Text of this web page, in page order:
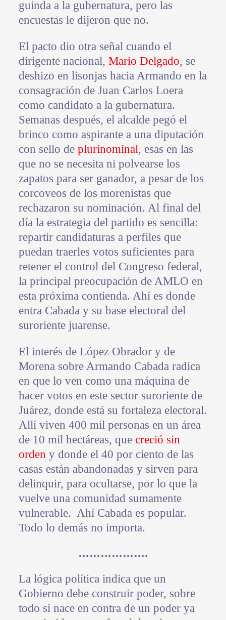
guinda a la gubernatura, pero las
encuestas le dijeron que no.
El pacto dio otra señal cuando el
dirigente nacional, Mario Delgado, se
deshizo en lisonjas hacia Armando en la
consagración de Juan Carlos Loera
como candidato a la gubernatura.
Semanas después, el alcalde pegó el
brinco como aspirante a una diputación
con sello de plurinominal, esas en las
que no se necesita ni polvearse los
zapatos para ser ganador, a pesar de los
corcoveos de los morenistas que
rechazaron su nominación. Al final del
día la estrategia del partido es sencilla:
repartir candidaturas a perfiles que
puedan traerles votos suficientes para
retener el control del Congreso federal,
la principal preocupación de AMLO en
esta próxima contienda. Ahí es donde
entra Cabada y su base electoral del
suroriente juarense.
El interés de López Obrador y de
Morena sobre Armando Cabada radica
en que lo ven como una máquina de
hacer votos en este sector suroriente de
Juárez, donde está su fortaleza electoral.
Allí viven 400 mil personas en un área
de 10 mil hectáreas, que creció sin
orden y donde el 40 por ciento de las
casas están abandonadas y sirven para
delinquir, para ocultarse, por lo que la
vuelve una comunidad sumamente
vulnerable. Ahí Cabada es popular.
Todo lo demás no importa.
……………….
La lógica política indica que un
Gobierno debe construir poder, sobre
todo si nace en contra de un poder ya